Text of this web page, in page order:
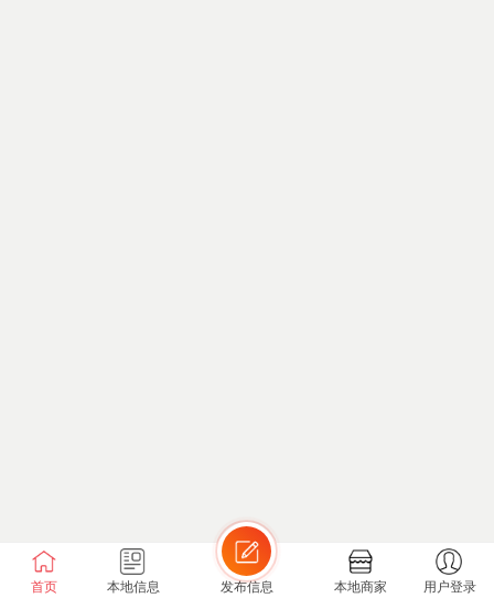
首页 本地信息 发布信息 本地商家 用户登录